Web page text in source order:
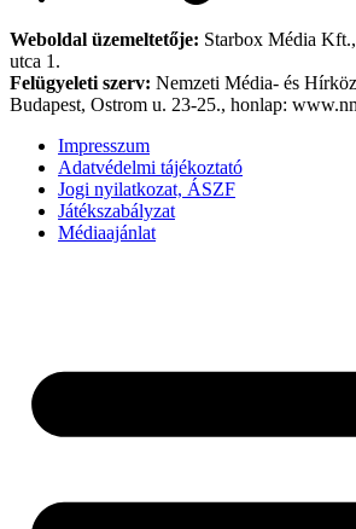
Weboldal üzemeltetője: Starbox Média
utca 1.
Felügyeleti szerv: Nemzeti Média- és
Budapest, Ostrom u. 23-25., honlap:
Impresszum
Adatvédelmi tájékoztató
Jogi nyilatkozat, ÁSZF
Játékszabályzat
Médiaajánlat